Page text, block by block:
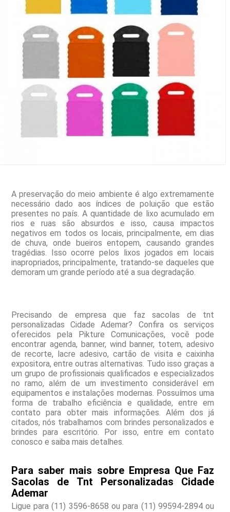
A preservação do meio ambiente é algo extremamente
necessário dado aos índices de poluição que estão
presentes no país. A quantidade de lixo acumulado em
rios e ruas são absurdos e isso, causa impactos
negativos em todos os locais, principalmente, em dias
de chuva, onde bueiros entopem, causando grandes
tragédias. Isso ocorre pelos lixos jogados em locais
inapropriados, principalmente, tratando-se daqueles que
demoram um grande período até a sua degradação.
Precisando de empresa que faz sacolas de tnt
personalizadas Cidade Ademar? Confira os serviços
oferecidos pela Pikture Comunicações, você pode
encontrar agenda, banner, wind banner, totem, adesivo
de recorte, lacre adesivo, cartão de visita e caixinha
expositora, entre outras alternativas. Tudo isso graças a
um grupo de profissionais qualificados e especializados
no ramo, além de um investimento considerável em
equipamentos e instalações modernas. Possuímos uma
forma de trabalho eficiência e qualidade, entre em
contato para obter mais informações. Além dos já
citados, nós trabalhamos com brindes personalizados e
brindes para escritório. Por isso, entre em contato
conosco e saiba mais detalhes.
Para saber mais sobre Empresa Que Faz
Sacolas de Tnt Personalizadas Cidade
Ademar
Ligue para(11) 3596-8658 ou para (11) 99594-2894ou